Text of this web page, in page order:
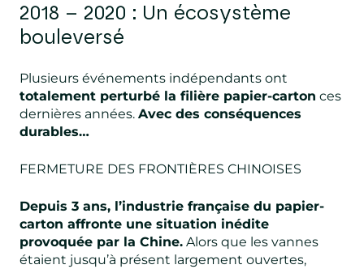
2018 – 2020 : Un écosystème
bouleversé
Plusieurs événements indépendants ont
totalement perturbé la filière papier-carton ces
dernières années. Avec des conséquences
durables…
FERMETURE DES FRONTIÈRES CHINOISES
Depuis 3 ans, l’industrie française du papier-
carton affronte une situation inédite
provoquée par la Chine. Alors que les vannes
étaient jusqu’à présent largement ouvertes,